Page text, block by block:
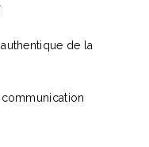
de la
communication